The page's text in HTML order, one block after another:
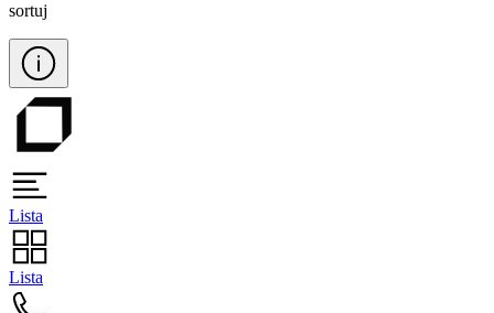
sortuj
Lista
Lista